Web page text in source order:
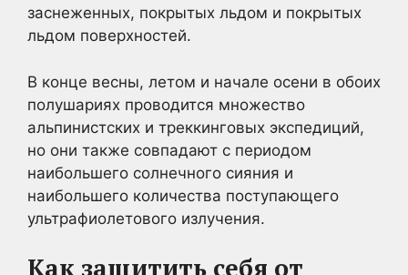
заснеженных, покрытых льдом и покрытых
льдом поверхностей.
В конце весны, летом и начале осени в обоих
полушариях проводится множество
альпинистских и треккинговых экспедиций,
но они также совпадают с периодом
наибольшего солнечного сияния и
наибольшего количества поступающего
ультрафиолетового излучения.
Как защитить себя от